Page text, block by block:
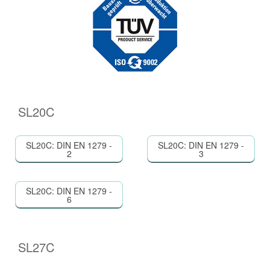
SL20C
SL20C: DIN EN 1279 -
2
SL20C: DIN EN 1279 -
3
SL20C: DIN EN 1279 -
6
SL27C